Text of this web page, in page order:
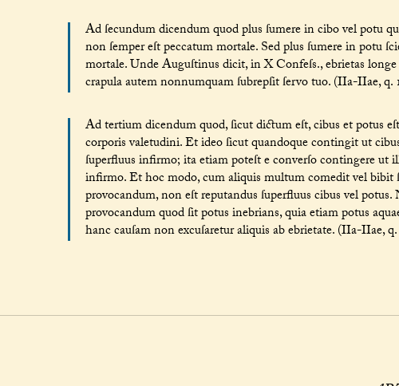
Ad ſecundum dicendum quod plus ſumere in cibo vel potu
non ſemper eſt peccatum mortale. Sed plus ſumere in potu
mortale. Unde Auguſtinus dicit, in X Confeſs., ebrietas
crapula autem nonnumquam ſubrepſit ſervo tuo. (IIa-IIae, q.
Ad tertium dicendum quod, ſicut dictum eſt, cibus et potus
corporis valetudini. Et ideo ſicut quandoque contingit ut
ſuperfluus infirmo; ita etiam poteſt e converſo contingere ut
infirmo. Et hoc modo, cum aliquis multum comedit vel bibit
provocandum, non eſt reputandus ſuperfluus cibus vel
provocandum quod ſit potus inebrians, quia etiam potus
hanc cauſam non excuſaretur aliquis ab ebrietate. (IIa-IIae,